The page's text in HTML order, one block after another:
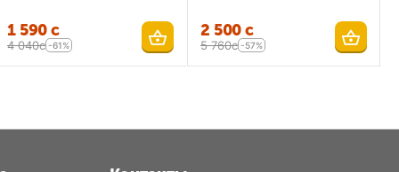
1 590с
4 040с -61%
2 500с
5 760с -57%